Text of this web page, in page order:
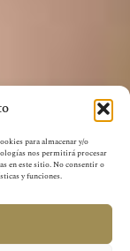
para almacenar y/o
nos permitirá procesar
en este sitio. No consentir o
y funciones.